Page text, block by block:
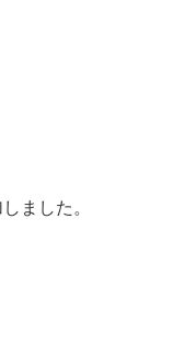
ました。